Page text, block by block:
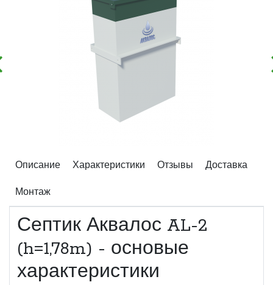
Описание Характеристики Отзывы Доставка
Монтаж
Септик Аквалос AL-2
(h=1,78m) - основые
характеристики